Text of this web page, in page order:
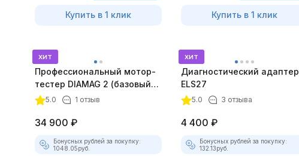
Купить в 1 клик Купить в 1 клик
хит
Профессиональный мотор-
тестер DIAMAG 2 (базовый
комплект)
5.0 1 отзыв
34 900 ₽
Бонусных рублей за покупку:
1048.05руб.
хит
Диагностический адаптер
ELS27
5.0 3 отзыва
4 400 ₽
Бонусных рублей за покупку:
132.13руб.